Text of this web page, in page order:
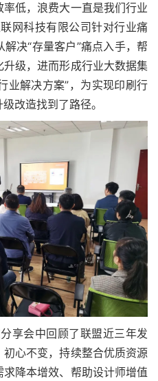
低，浪费大一直是我们行业
网科技有限公司针对行业痛
决“存量客户”痛点入手，帮
级，进而形成行业大数据集
业解决方案”，为实现印刷行
改造找到了路径。
享会中回顾了联盟近三年发
心不变，持续整合优质资源
降本增效、帮助设计师增值